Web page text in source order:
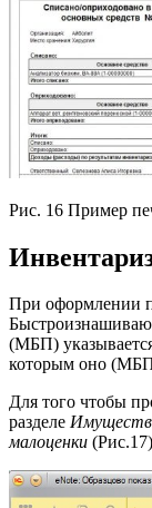
Рис. 16 Пример
При оформлении
(МБП)
которым оно
Для того чтобы
разделе
малоценки